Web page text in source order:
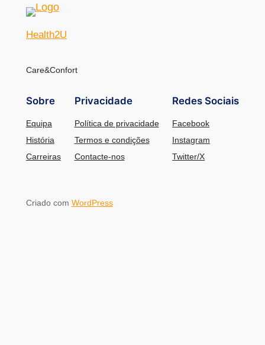
Health2U
Care&Confort
Sobre
Equipa
História
Carreiras
Privacidade
Política de privacidade
Termos e condições
Contacte-nos
Redes Sociais
Facebook
Instagram
Twitter/X
Criado com WordPress